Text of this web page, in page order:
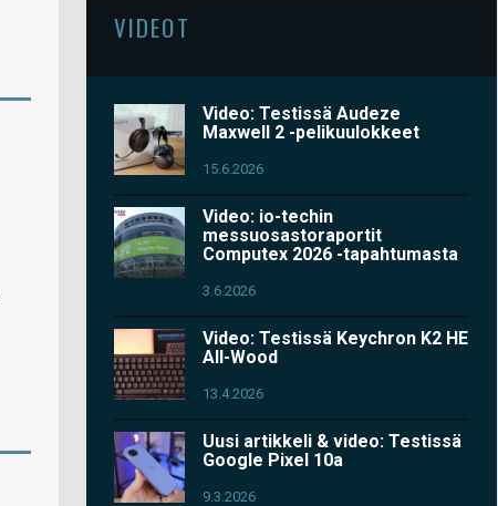
VIDEOT
Video: Testissä Audeze
Maxwell 2 -pelikuulokkeet
15.6.2026
Video: io-techin
messuosastoraportit
Computex 2026 -tapahtumasta
3.6.2026
Video: Testissä Keychron K2 HE
All-Wood
13.4.2026
Uusi artikkeli & video: Testissä
Google Pixel 10a
9.3.2026